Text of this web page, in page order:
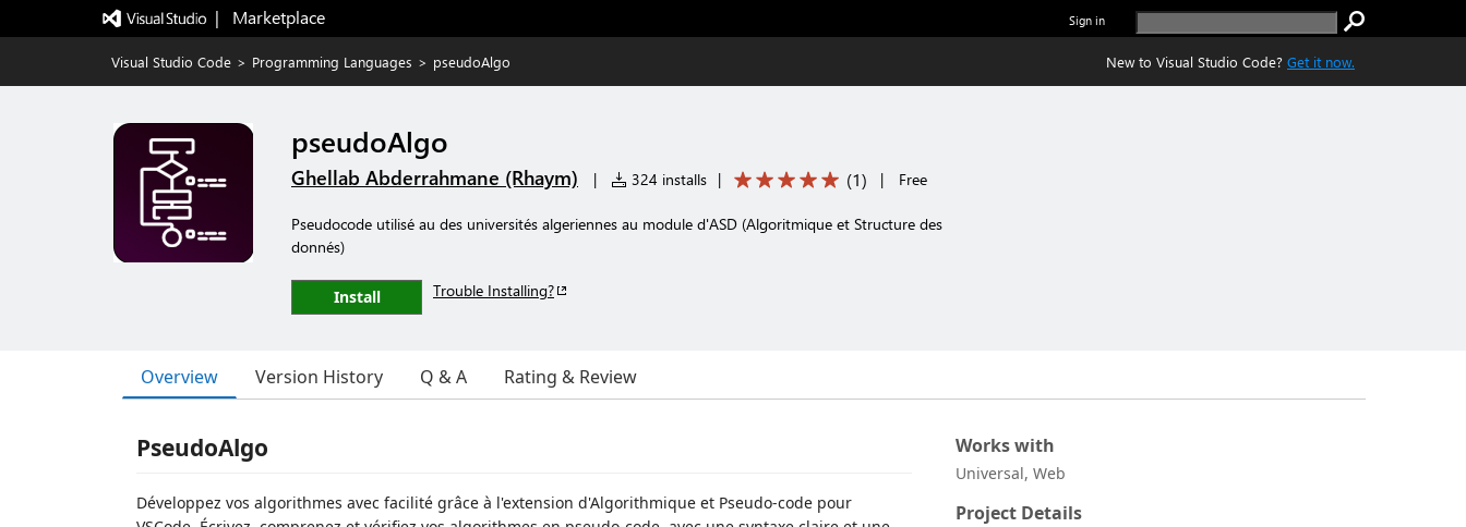
|   Marketplace Sign in
Visual Studio Code > Programming Languages > pseudoAlgo New to Visual Studio Code? Get it now.
pseudoAlgo
Ghellab Abderrahmane (Rhaym) | 324 installs | (1) | Free
Pseudocode utilisé au des universités algeriennes au module d'ASD (Algoritmique et Structure des
donnés)
Install Trouble Installing?
Overview Version History Q & A Rating & Review
PseudoAlgo
Développez vos algorithmes avec facilité grâce à l'extension d'Algorithmique et Pseudo-code pour
Works with
Universal, Web
Project Details